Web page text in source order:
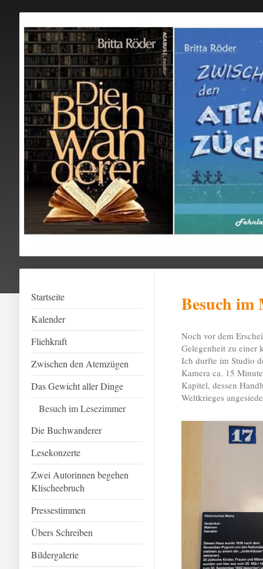
Startseite
Kalender
Fliehkraft
Zwischen den Atemzügen
Das Gewicht aller Dinge
Besuch im Lesezimmer
Die Buchwanderer
Lesekonzerte
Zwei Autorinnen begehen
Klischeebruch
Pressestimmen
Übers Schreiben
Bildergalerie
Besuch im
Noch vor dem
Gelegenheit zu einer
Ich durfte im Studio
Kamera ca. 15
Kapitel, dessen
Weltkrieges